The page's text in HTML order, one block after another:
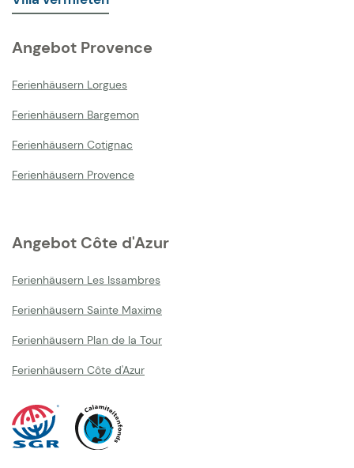
Angebot Provence
Ferienhäusern Lorgues
Ferienhäusern Bargemon
Ferienhäusern Cotignac
Ferienhäusern Provence
Angebot Côte d'Azur
Ferienhäusern Les Issambres
Ferienhäusern Sainte Maxime
Ferienhäusern Plan de la Tour
Ferienhäusern Côte d'Azur